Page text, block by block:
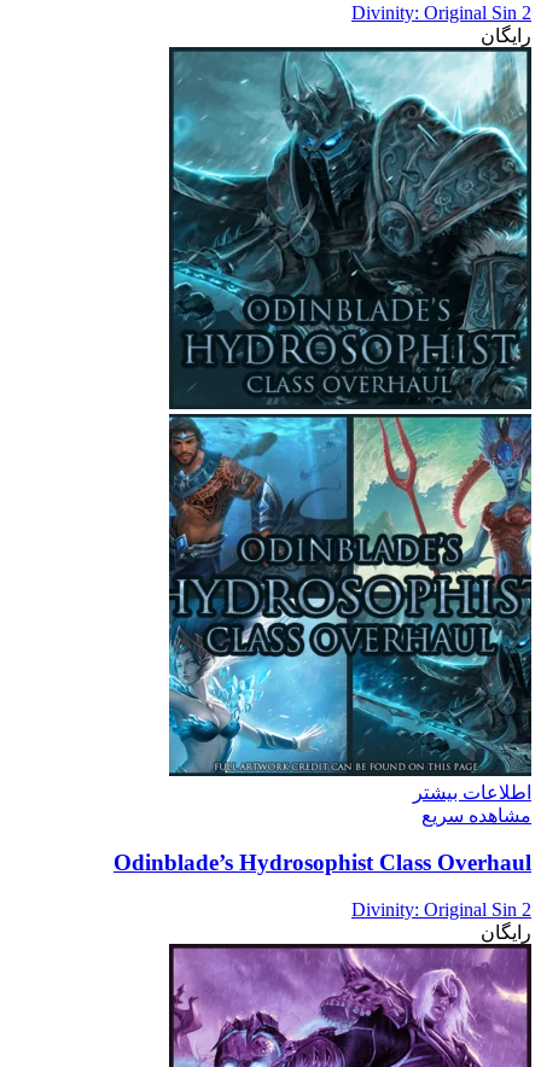
Divinity: Original Sin 2
رایگان
اطلاعات بیشتر
مشاهده سریع
Odinblade’s Hydrosophist Class Overhaul
Divinity: Original Sin 2
رایگان